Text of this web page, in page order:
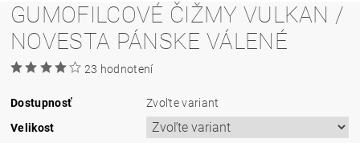
GUMOFILCOVÉ ČIŽMY VULKAN /
NOVESTA PÁNSKE VÁLENÉ
23 hodnotení
Dostupnosť
Zvoľte variant
Velikost